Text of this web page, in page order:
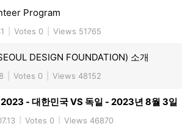
Program
Votes 0 Views 51765
DESIGN FOUNDATION) 소개
Votes 0 Views 48152
2023 - 대한민국 VS 독일 - 2023년 8월 3일
Votes 0 Views 46870